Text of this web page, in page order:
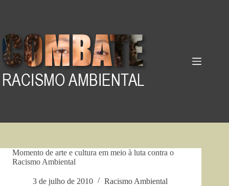
Momento de arte e cultura em meio à luta contra o
Racismo Ambiental
3 de julho de 2010 Racismo Ambiental